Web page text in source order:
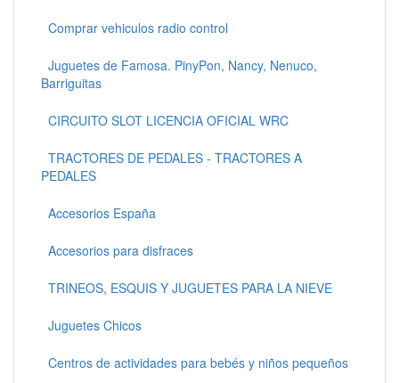
Comprar vehiculos radio control
Juguetes de Famosa. PinyPon, Nancy, Nenuco,
Barriguitas
CIRCUITO SLOT LICENCIA OFICIAL WRC
TRACTORES DE PEDALES - TRACTORES A
PEDALES
Accesorios España
Accesorios para disfraces
TRINEOS, ESQUIS Y JUGUETES PARA LA NIEVE
Juguetes Chicos
Centros de actividades para bebés y niños pequeños